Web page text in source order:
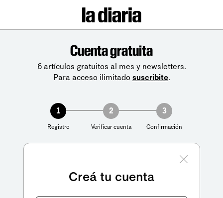
Cuenta gratuita
6 artículos gratuitos al mes y newsletters.
Para acceso ilimitado suscribite.
1
Registro
2
Verificar cuenta
3
Confirmación
Creá tu cuenta